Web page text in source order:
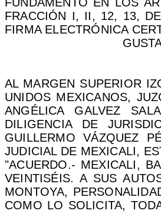
FRACCIÓN I, II, 12, 13,
FIRMA ELECTRÓNICA
AL MARGEN SUPERIOR
UNIDOS MEXICANOS,
ANGÉLICA GALVEZ
DILIGENCIA DE
GUILLERMO VÁZQUEZ
JUDICIAL DE MEXICALI,
"ACUERDO.- MEXICALI,
VEINTISÉIS. A SUS
MONTOYA,
COMO LO SOLICITA,